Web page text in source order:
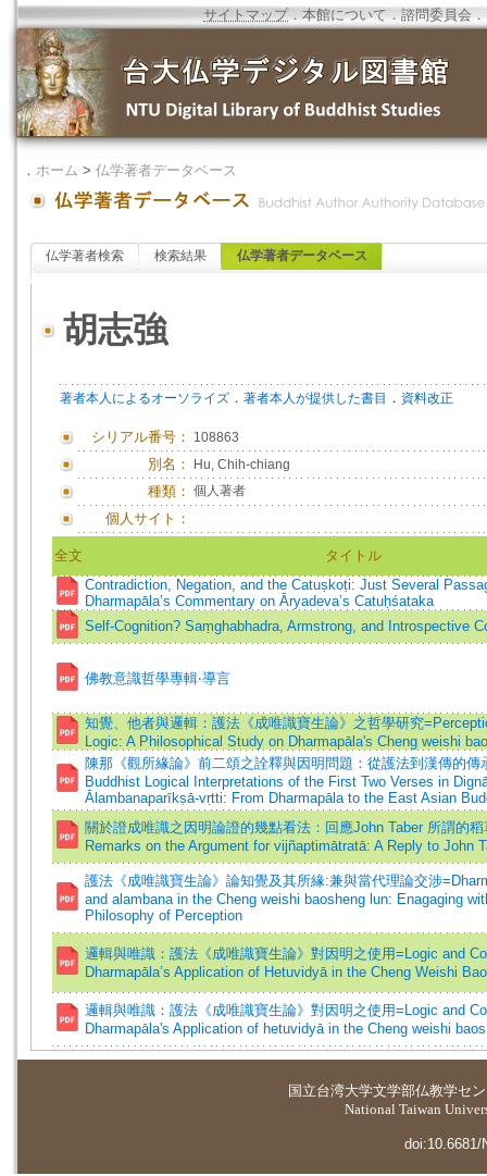
サイトマップ．本館について ．諮問委員会 ．
． ホーム > 仏学著者データベース
仏学著者検索 検索結果 仏学著者データベース
胡志強
著者本人によるオーソライズ ． 著者本人が提供した書目 ． 資料改正
シリアル番号： 108863
別名： Hu, Chih-chiang
種類： 個人著者
個人サイト：
全文
タイトル
Contradiction, Negation, and the Catuṣkoṭi: Just Several
Dharmapāla’s Commentary on Āryadeva’s Catuḥśataka
Self-Cognition? Saṃghabhadra, Armstrong, and Introspective
佛教意識哲學專輯‧導言
知覺、他者與邏輯：護法《成唯識寶生論》之哲學研究
Logic: A Philosophical Study on Dharmapāla's Cheng weishi
陳那《觀所緣論》前二頌之詮釋與因明問題：從護法到漢傳的傳
Buddhist Logical Interpretations of the First Two Verses in
Ālambanaparīkṣā-vṛtti: From Dharmapāla to the East Asian
關於證成唯識之因明論證的幾點看法：回應John Taber 所謂的
Remarks on the Argument for vijñaptimātratā: A Reply to John
護法《成唯識寶生論》論知覺及其所緣:兼與當代理論交涉
and alambana in the Cheng weishi baosheng lun: Enagaging
Philosophy of Perception
邏輯與唯識：護法《成唯識寶生論》對因明之使用=Logic and
Dharmapāla’s Application of Hetuvidyā in the Cheng Weishi
邏輯與唯識：護法《成唯識寶生論》對因明之使用=Logic and
Dharmapāla's Application of hetuvidyā in the Cheng weishi
国立台湾大学文学部仏教学セ
National Taiwan
doi:10.6681/